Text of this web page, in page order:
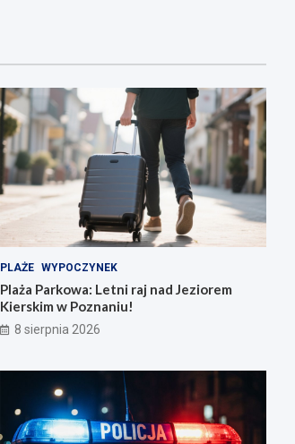
PLAŻE WYPOCZYNEK
Plaża Parkowa: Letni raj nad Jeziorem
Kierskim w Poznaniu!
8 sierpnia 2026